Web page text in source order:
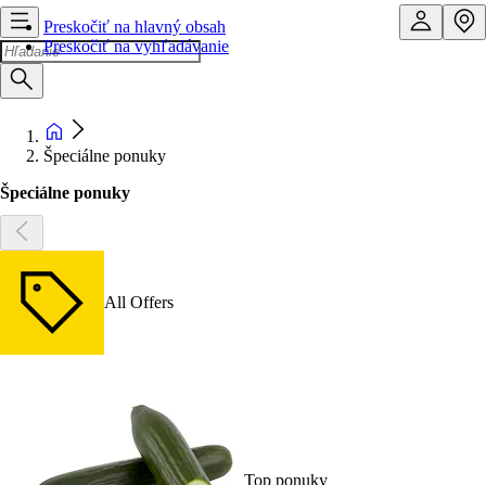
Preskočiť na hlavný obsah
Preskočiť na vyhľadávanie
Špeciálne ponuky
Špeciálne ponuky
All Offers
Top ponuky